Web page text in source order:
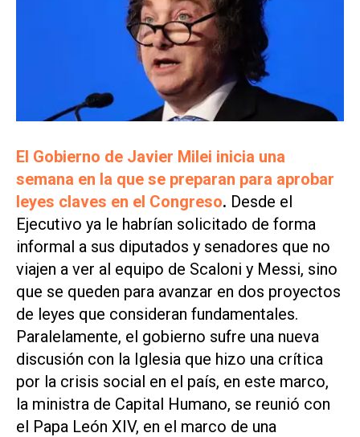
El Gobierno de Javier Milei inicia una
semana en la que se preparan para aprobar
leyes claves en el Congreso. Desde el
Ejecutivo ya le habrían solicitado de forma
informal a sus diputados y senadores que no
viajen a ver al equipo de Scaloni y Messi, sino
que se queden para avanzar en dos proyectos
de leyes que consideran fundamentales.
Paralelamente, el gobierno sufre una nueva
discusión con la Iglesia que hizo una crítica
por la crisis social en el país, en este marco,
la ministra de Capital Humano, se reunió con
el Papa León XIV, en el marco de una